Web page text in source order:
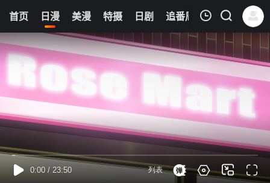
首页 日漫 美漫 特摄 日剧 追番周表 今日更新
0
我的观影记录
第03集
东岛丹三郎想成为假面骑士
清空